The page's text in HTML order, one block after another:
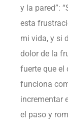
y la pared”:
esta
mi vida, y si
dolor de la
fuerte que el
funciona
incrementar
el paso y